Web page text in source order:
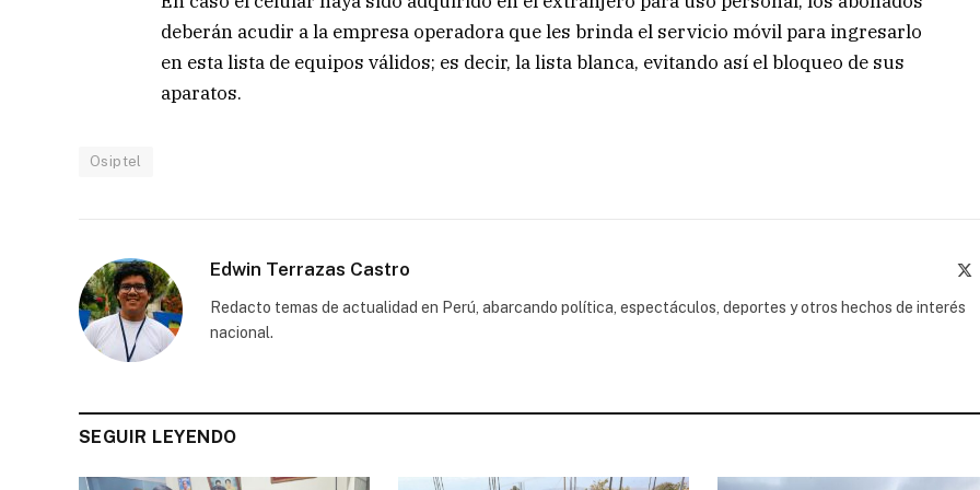
deberán acudir a la empresa operadora que les brinda el servicio móvil para ingresarlo
en esta lista de equipos válidos; es decir, la lista blanca, evitando así el bloqueo de sus
aparatos.
Osiptel
Edwin Terrazas Castro
Redacto temas de actualidad en Perú, abarcando política, espectáculos, deportes y otros hechos de interés
nacional.
SEGUIR LEYENDO